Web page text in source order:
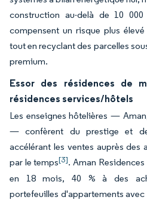
construction au-delà de 10
compensent un risque plus
tout en recyclant des parcelles
premium.
Essor des résidences de
résidences services/hôtels
Les enseignes hôtelières —
— confèrent du prestige et
accélérant les ventes auprès des
par le temps[3]. Aman
en 18 mois, 40 % à des
portefeuilles d'appartements